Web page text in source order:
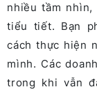
nhiều tầm
tiểu tiết. Bạn
cách thực hiện
mình. Các
trong khi vẫn